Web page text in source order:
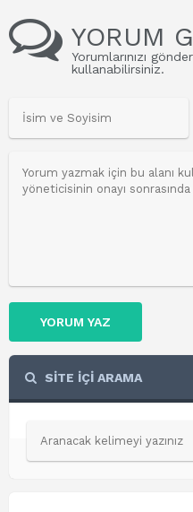
YORUM
Yorumlarınızı
kullanabilirsiniz.
YORUM YAZ
SİTE İÇİ ARAMA